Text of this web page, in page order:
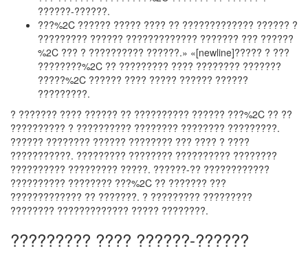
??????-??????.
???%2C ?????? ????? ???? ?? ????????????? ?????? ?
????????? ?????? ????????????? ??????? ??? ??????
%2C ??? ? ?????????? ??????.» «[newline]????? ? ???
????????%2C ?? ????????? ???? ???????? ???????
?????%2C ?????? ???? ????? ?????? ??????
?????????.
? ??????? ???? ?????? ?? ?????????? ?????? ???%2C ?? ??
?????????? ? ?????????? ???????? ???????? ?????????.
?????? ???????? ?????? ???????? ??? ???? ? ????
???????????. ????????? ???????? ?????????? ????????
?????????? ????????? ?????. ??????-?? ????????????
?????????? ???????? ???%2C ?? ??????? ???
????????????? ?? ???????. ? ????????? ?????????
???????? ????????????? ????? ????????.
????????? ???? ??????-??????